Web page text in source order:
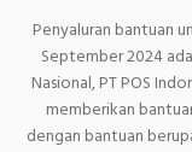
Penyaluran bantuan
September 2024
Nasional, PT POS
memberikan
dengan bantuan